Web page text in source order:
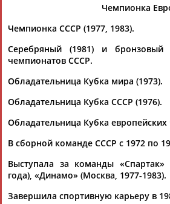
Флюра
АББАТЕ-
БУЛАТОВА
Татьяна
АББЯСОВА
Акжана
Чемпионка
Чемпионка СССР (1977, 1983).
Серебряный (1981) и бронзовый
чемпионатов СССР.
Обладательница Кубка мира (1973).
Обладательница Кубка СССР (1976).
Обладательница Кубка
В сборной команде СССР с 1972 по
Выступала за команды
года), «Динамо» (Москва, 1977-1983).
Завершила спортивную карьеру в